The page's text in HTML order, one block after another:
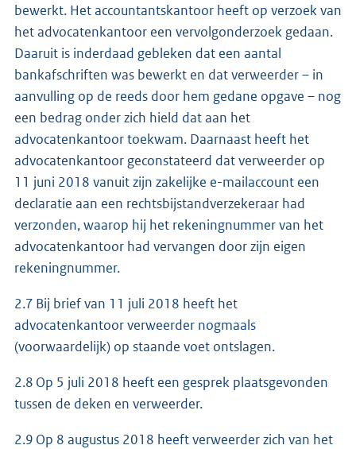
bewerkt. Het accountantskantoor heeft op verzoek van
het advocatenkantoor een vervolgonderzoek gedaan.
Daaruit is inderdaad gebleken dat een aantal
bankafschriften was bewerkt en dat verweerder – in
aanvulling op de reeds door hem gedane opgave – nog
een bedrag onder zich hield dat aan het
advocatenkantoor toekwam. Daarnaast heeft het
advocatenkantoor geconstateerd dat verweerder op
11 juni 2018 vanuit zijn zakelijke e-mailaccount een
declaratie aan een rechtsbijstandverzekeraar had
verzonden, waarop hij het rekeningnummer van het
advocatenkantoor had vervangen door zijn eigen
rekeningnummer.
2.7 Bij brief van 11 juli 2018 heeft het
advocatenkantoor verweerder nogmaals
(voorwaardelijk) op staande voet ontslagen.
2.8 Op 5 juli 2018 heeft een gesprek plaatsgevonden
tussen de deken en verweerder.
2.9 Op 8 augustus 2018 heeft verweerder zich van het